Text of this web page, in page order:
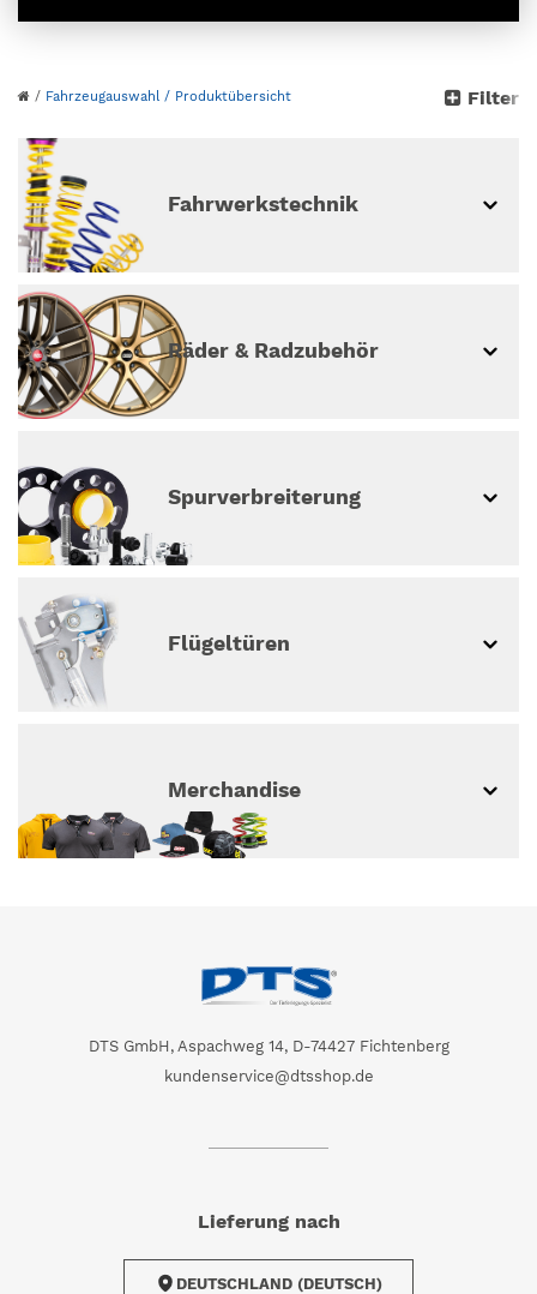
aus
weiter ohne Fahrzeugauswahl
/ Fahrzeugauswahl / Produktübersicht Filter
Fahrwerkstechnik
Räder & Radzubehör
Spur­ver­breiterung
Flügeltüren
Merchandise
DTS GmbH, Aspachweg 14, D-74427 Fichtenberg
kundenservice@dtsshop.de
Lieferung nach
DEUTSCHLAND (DEUTSCH)